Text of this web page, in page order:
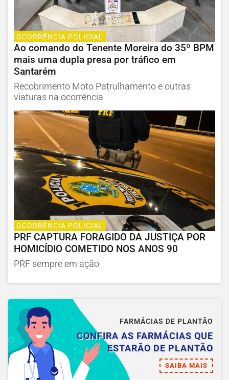
OCORRÊNCIA POLICIAL
Ao comando do Tenente Moreira do 35º BPM
mais uma dupla presa por tráfico em
Santarém
Recobrimento Moto Patrulhamento e outras
viaturas na ocorrência
OCORRÊNCIA POLICIAL
PRF CAPTURA FORAGIDO DA JUSTIÇA POR
HOMICÍDIO COMETIDO NOS ANOS 90
PRF sempre em ação
FARMÁCIAS DE PLANTÃO
CONFIRA AS FARMÁCIAS QUE
ESTARÃO DE PLANTÃO
SAIBA MAIS